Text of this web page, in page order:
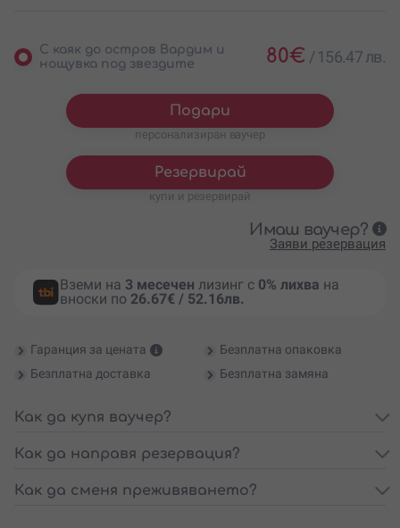
С каяк до остров Вардим и
нощувка под звездите
80€ /156.47 лв.
Подари
персонализиран ваучер
Резервирай
купи и резервирай
Имаш ваучер?
Заяви резервация
Вземи на 3 месечен лизинг с 0% лихва на
вноски по 26.67€ / 52.16лв.
Гаранция за цената
Безплатна опаковка
Безплатна доставка
Безплатна замяна
Как да купя ваучер?
Как да направя резервация?
Как да сменя преживяването?